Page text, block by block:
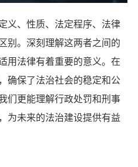
、性质、法定程序、法律
别。深刻理解这两者之间的
用法律有着重要的意义。在
确保了法治社会的稳定和公
们更能理解行政处罚和刑事
为未来的法治建设提供有益